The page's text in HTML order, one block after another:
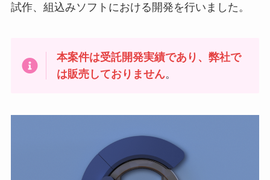
試作、組込みソフトにおける開発を行いました。
本案件は受託開発実績であり、弊社で
は販売しておりません。